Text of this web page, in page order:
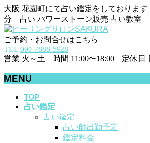
大阪 花園町にて占い鑑定をしておりま
分 占い パワーストーン販売 占い教室
ご予約・お問合せはこちら
TEL 090-7888-5928
営業 火～土 時間 11:00〜18:00 定休日
MENU
TOP
占い鑑定
占い鑑定
占い師出勤予定
鑑定料金